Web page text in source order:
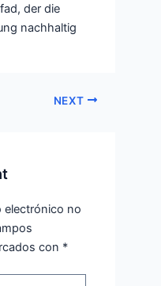
der die
nachhaltig
NEXT
electrónico no
con *